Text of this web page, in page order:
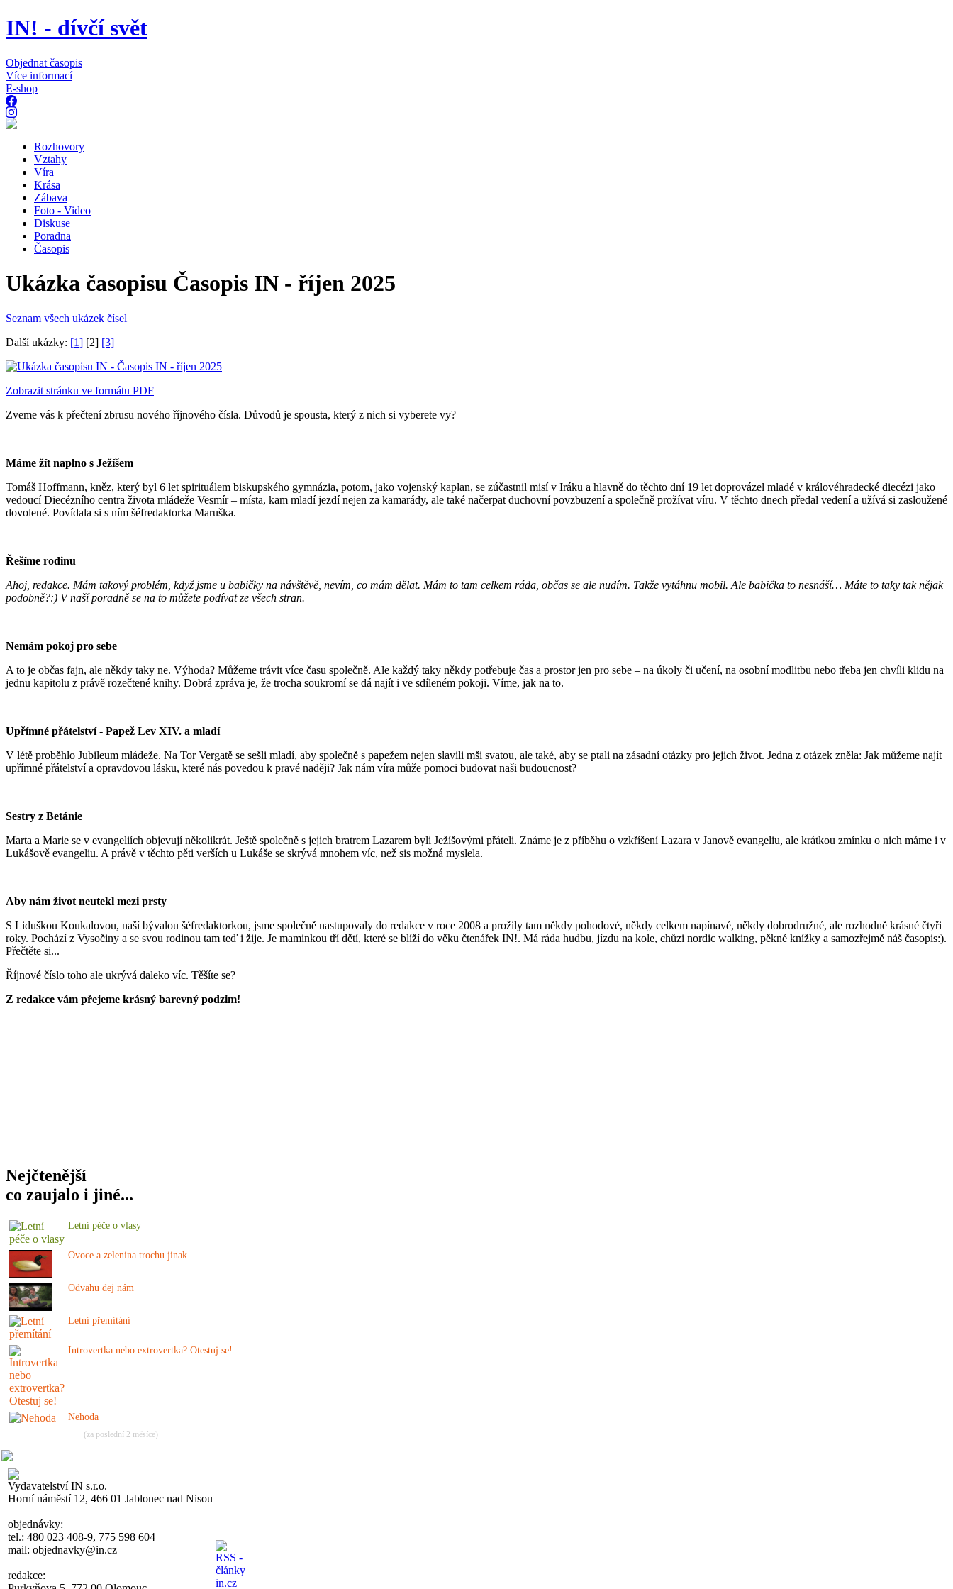
IN! - dívčí svět
Objednat časopis
Více informací
E-shop
Rozhovory
Vztahy
Víra
Krása
Zábava
Foto - Video
Diskuse
Poradna
Časopis
Ukázka časopisu Časopis IN - říjen 2025
Seznam všech ukázek čísel
Další ukázky: [1] [2] [3]
Zobrazit stránku ve formátu PDF
Zveme vás k přečtení zbrusu nového říjnového čísla. Důvodů je spousta, který z nich si vyberete vy?
Máme žít naplno s Ježíšem
Tomáš Hoffmann, kněz, který byl 6 let spirituálem biskupského gymnázia, potom, jako vojenský kaplan, se zúčastnil misí v Iráku a hlavně do těchto dní 19 let doprovázel mladé v královéhradecké diecézi jako
vedoucí Diecézního centra života mládeže Vesmír – místa, kam mladí jezdí nejen za kamarády, ale také načerpat duchovní povzbuzení a společně prožívat víru. V těchto dnech předal vedení a užívá si zasloužené
dovolené. Povídala si s ním šéfredaktorka Maruška.
Řešíme rodinu
Ahoj, redakce. Mám takový problém, když jsme u babičky na návštěvě, nevím, co mám dělat. Mám to tam celkem ráda, občas se ale nudím. Takže vytáhnu mobil. Ale babička to nesnáší… Máte to taky tak nějak
podobně?:) V naší poradně se na to můžete podívat ze všech stran.
Nemám pokoj pro sebe
A to je občas fajn, ale někdy taky ne. Výhoda? Můžeme trávit více času společně. Ale každý taky někdy potřebuje čas a prostor jen pro sebe – na úkoly či učení, na osobní modlitbu nebo třeba jen chvíli klidu na
jednu kapitolu z právě rozečtené knihy. Dobrá zpráva je, že trocha soukromí se dá najít i ve sdíleném pokoji. Víme, jak na to.
Upřímné přátelství - Papež Lev XIV. a mladí
V létě proběhlo Jubileum mládeže. Na Tor Vergatě se sešli mladí, aby společně s papežem nejen slavili mši svatou, ale také, aby se ptali na zásadní otázky pro jejich život. Jedna z otázek zněla: Jak můžeme najít
upřímné přátelství a opravdovou lásku, které nás povedou k pravé naději? Jak nám víra může pomoci budovat naši budoucnost?
Sestry z Betánie
Marta a Marie se v evangeliích objevují několikrát. Ještě společně s jejich bratrem Lazarem byli Ježíšovými přáteli. Známe je z příběhu o vzkříšení Lazara v Janově evangeliu, ale krátkou zmínku o nich máme i v
Lukášově evangeliu. A právě v těchto pěti verších u Lukáše se skrývá mnohem víc, než sis možná myslela.
Aby nám život neutekl mezi prsty
S Liduškou Koukalovou, naší bývalou šéfredaktorkou, jsme společně nastupovaly do redakce v roce 2008 a prožily tam někdy pohodové, někdy celkem napínavé, někdy dobrodružné, ale rozhodně krásné čtyři
roky. Pochází z Vysočiny a se svou rodinou tam teď i žije. Je maminkou tří dětí, které se blíží do věku čtenářek IN!. Má ráda hudbu, jízdu na kole, chůzi nordic walking, pěkné knížky a samozřejmě náš časopis:).
Přečtěte si...
Říjnové číslo toho ale ukrývá daleko víc. Těšíte se?
Z redakce vám přejeme krásný barevný podzim!
Nejčtenější
co zaujalo i jiné...
Letní péče o vlasy
Ovoce a zelenina trochu jinak
Odvahu dej nám
Letní přemítání
Introvertka nebo extrovertka? Otestuj se!
Nehoda
(za poslední 2 měsíce)
Vydavatelství IN s.r.o.
Horní náměstí 12, 466 01 Jablonec nad Nisou
objednávky:
tel.: 480 023 408-9, 775 598 604
mail: objednavky@in.cz
redakce: